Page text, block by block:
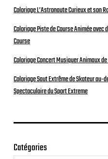
Coloriage L’Astronaute Curieux et son
Coloriage Piste de Course Animée
Course
Coloriage Concert Musiquer Animaux
Coloriage Saut Extrême de Skateur au-
Spectaculaire du Sport Extreme
Catégories